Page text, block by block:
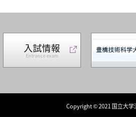
入試情報
Entrance exam
Copyright © 2021 国立大